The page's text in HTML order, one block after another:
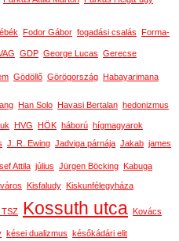
Fodor Gábor fogadási csalás Forma-
GDP George Lucas Gerecse
Gödöllő Görögország Habayarimana
Han Solo Havasi Bertalan hedonizmus
HVG HÖK háború hígmagyarok
J. R. Ewing Jadviga párnája Jakab james
Attila július Jürgen Böcking Kabuga
Kisfaludy Kiskunfélegyháza
TSZ Kossuth utca Kovács
kései dualizmus későkádári elit